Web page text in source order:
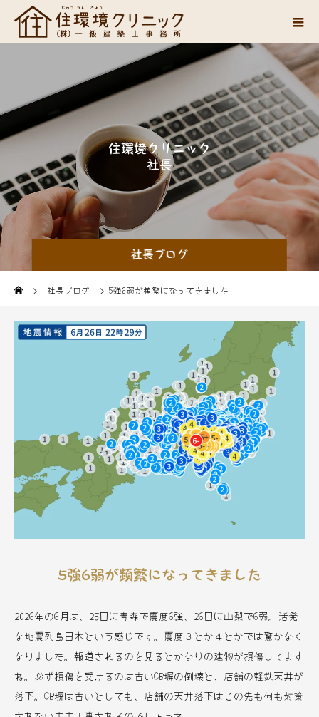
社長ブログ
住環境ク リニック
中の思いつ
社長ブログ 5強6弱が頻繁になってきました
5強6弱が頻繁になってきました
2026年の6月は、25日に青森で震度6強、26日に山梨で6弱。活発
な地震列島日本という感じです。震度３とか４とかでは驚かなく
なりました。報道されるのを見るとかなりの建物が損傷してます
ね。必ず損傷を受けるのは古いCB塀の倒壊と、店舗の軽鉄天井が
落下。CB塀は古いとしても、店舗の天井落下はこの先も何も対策